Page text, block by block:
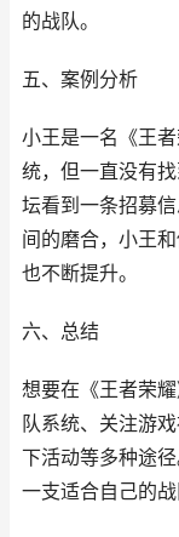
的战队。
五、案例分析
小王是一名《王
统，但一直没有
坛看到一条招募
间的磨合，小王
也不断提升。
六、总结
想要在《王者荣
队系统、关注游
下活动等多种途
一支适合自己的战